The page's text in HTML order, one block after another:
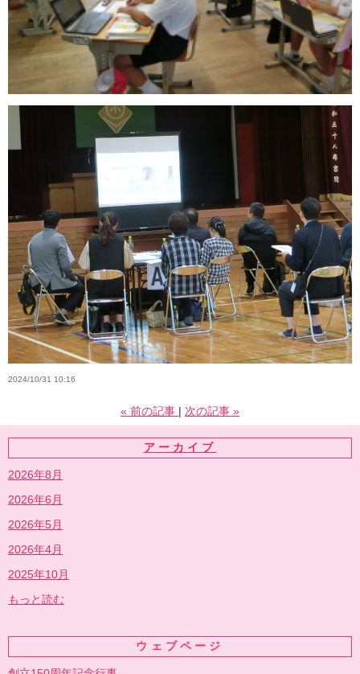
2024/10/31 10:16
« 前の記事 次の記事 »
アーカイブ
2026年8月
2026年6月
2026年5月
2026年4月
2025年10月
もっと読む
ウェブページ